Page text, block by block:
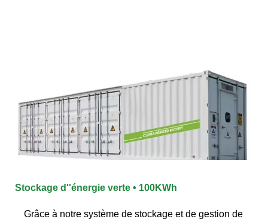
Stockage d''énergie verte • 100KWh
Grâce à notre système de stockage et de gestion de